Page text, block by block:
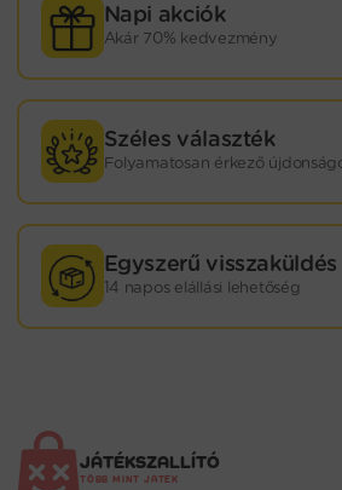
Napi akciók
Akár 70% kedvezmény
Széles választék
Folyamatosan érkező
Egyszerű visszaküldés
14 napos elállási lehetőség
JÁTÉKSZALLÍTÓ
TÖBB MINT JÁTÉK